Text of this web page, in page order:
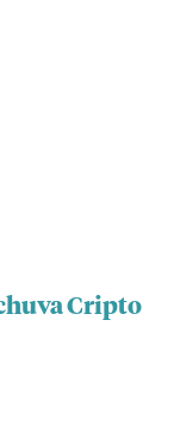
Cripto